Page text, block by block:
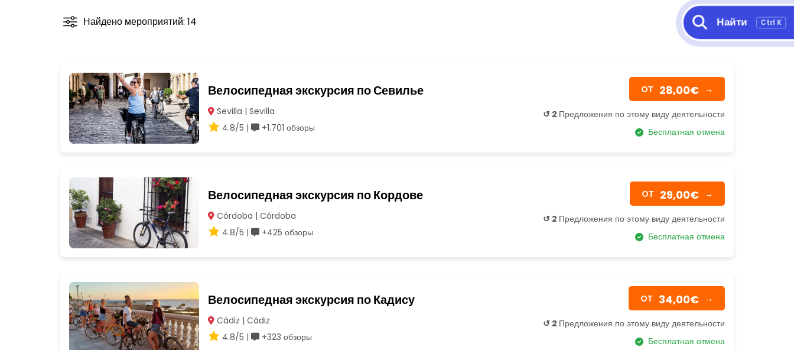
Найдено мероприятий: 14
Велосипедная экскурсия по Севилье
Sevilla | Sevilla
4.8/5 |
+1.701 обзоры
OТ 28,00€ →
↺ 2 Предложения по этому виду деятельности
Бесплатная отмена
Велосипедная экскурсия по Кордове
Córdoba | Córdoba
4.8/5 |
+425 обзоры
OТ 29,00€ →
↺ 2 Предложения по этому виду деятельности
Бесплатная отмена
Велосипедная экскурсия по Кадису
Cádiz | Cádiz
4.8/5 |
+323 обзоры
OТ 34,00€ →
↺ 2 Предложения по этому виду деятельности
Бесплатная отмена
Найти Ctrl K